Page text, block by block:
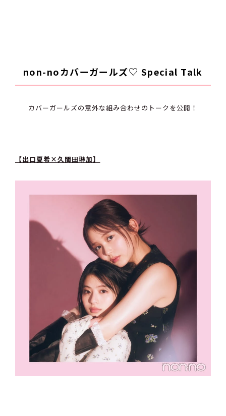
non-noカバーガールズ♡ Special Talk
カバーガールズの意外な組み合わせのトークを公開！
【出口夏希×久間田琳加】